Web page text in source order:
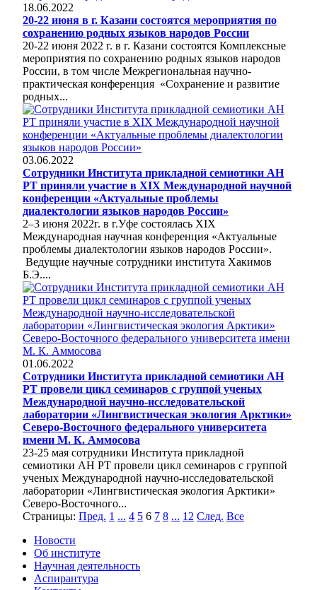
18.06.2022
20-22 июня в г. Казани состоятся мероприятия по
сохранению родных языков народов России
20-22 июня 2022 г. в г. Казани состоятся Комплексные
мероприятия по сохранению родных языков народов
России, в том числе Межрегиональная научно-
практическая конференция «Сохранение и развитие
родных...
03.06.2022
Сотрудники Института прикладной семиотики АН
РТ приняли участие в XIX Международной научной
конференции «Актуальные проблемы
диалектологии языков народов России»
2–3 июня 2022г. в г.Уфе состоялась XIX
Международная научная конференция «Актуальные
проблемы диалектологии языков народов России».
Ведущие научные сотрудники института Хакимов
Б.Э....
01.06.2022
Сотрудники Института прикладной семиотики АН
РТ провели цикл семинаров с группой ученых
Международной научно-исследовательской
лаборатории «Лингвистическая экология Арктики»
Северо-Восточного федерального университета
имени М. К. Аммосова
23-25 мая сотрудники Института прикладной
семиотики АН РТ провели цикл семинаров с группой
ученых Международной научно-исследовательской
лаборатории «Лингвистическая экология Арктики»
Северо-Восточного...
Страницы: Пред. 1 ... 4 5 6 7 8 ... 12 След. Все
Новости
Об институте
Научная деятельность
Аспирантура